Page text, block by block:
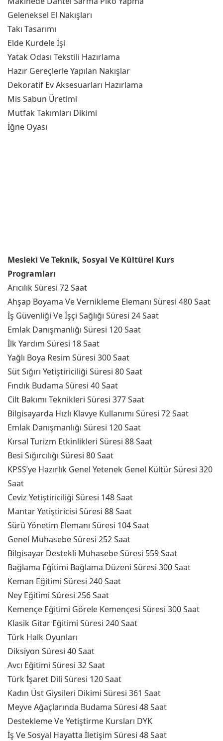
Geleneksel El Nakışları
Takı Tasarımı
Elde Kurdele İşi
Yatak Odası Tekstili Hazırlama
Hazır Gereçlerle Yapılan Nakışlar
Dekoratif Ev Aksesuarları Hazırlama
Mis Sabun Üretimi
Mutfak Takımları Dikimi
İğne Oyası
Mesleki Ve Teknik, Sosyal Ve Kültürel Kurs
Programları
Arıcılık Süresi 72 Saat
Ahşap Boyama Ve Vernikleme Elemanı Süresi 480 Saat
İş Güvenliği Ve İşçi Sağlığı Süresi 24 Saat
Emlak Danışmanlığı Süresi 120 Saat
İlk Yardım Süresi 18 Saat
Yağlı Boya Resim Süresi 300 Saat
Süt Sığırı Yetiştiriciliği Süresi 80 Saat
Fındık Budama Süresi 40 Saat
Cilt Bakımı Teknikleri Süresi 377 Saat
Bilgisayarda Hızlı Klavye Kullanımı Süresi 72 Saat
Emlak Danışmanlığı Süresi 120 Saat
Kırsal Turizm Etkinlikleri Süresi 88 Saat
Besi Sığırcılığı Süresi 80 Saat
KPSS’ye Hazırlık Genel Yetenek Genel Kültür Süresi 320
Saat
Ceviz Yetiştiriciliği Süresi 148 Saat
Mantar Yetiştiricisi Süresi 88 Saat
Sürü Yönetim Elemanı Süresi 104 Saat
Genel Muhasebe Süresi 252 Saat
Bilgisayar Destekli Muhasebe Süresi 559 Saat
Bağlama Eğitimi Bağlama Düzeni Süresi 300 Saat
Keman Eğitimi Süresi 240 Saat
Ney Eğitimi Süresi 256 Saat
Kemençe Eğitimi Görele Kemençesi Süresi 300 Saat
Klasik Gitar Eğitimi Süresi 240 Saat
Türk Halk Oyunları
Diksiyon Süresi 40 Saat
Avcı Eğitimi Süresi 32 Saat
Türk İşaret Dili Süresi 120 Saat
Kadın Üst Giysileri Dikimi Süresi 361 Saat
Meyve Ağaçlarında Budama Süresi 48 Saat
Destekleme Ve Yetiştirme Kursları DYK
İş Ve Sosyal Hayatta İletişim Süresi 48 Saat